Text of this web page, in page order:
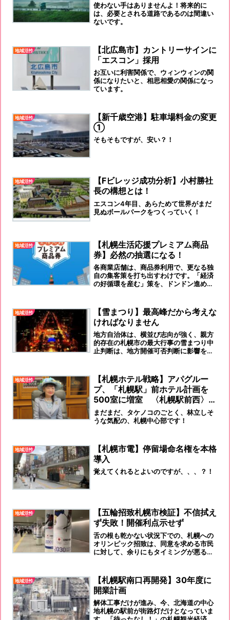
使わない手はありませんよ！将来的に
は、必要とされる道路であるのは間違い
ないです。
地域活性
【北広島市】カントリーサインに
「エスコン」採用
お互いに利害関係で、ウィンウィンの関
係になりたいと、相思相愛の関係になっ
ています。
地域活性
【新千歳空港】駐車場料金の変更
①
そもそもですが、安い？！
地域活性
【Fビレッジ成功分析】小村勝社
長の構想とは！
エスコン4年目、あらためて世界がまだ
見ぬボールパークをつくっていく！
地域活性
【札幌生活応援プレミアム商品
券】必然の抽選になる！
各商業店舗は、商品券利用で、更なる独
自の集客策を打ち出すわけです。「経済
の好循環を産む」策を、ドンドン進めて
地域活性
【雪まつり】最高峰だから考えな
ければなりません
地方自治体は、横並び志向が強く、親方
的存在の札幌市の最大行事の雪まつり中
止判断は、地方開催可否判断に影響を大
地域活性
【札幌ホテル戦略】アパグルー
プ、「札幌駅」前ホテル計画を
500室に増室 〈札幌駅前西〉も
開発
まだまだ、タケノコのごとく、林立しそ
うな気配の、札幌中心部です！
地域活性
【札幌市電】停留場命名権を本格
導入
覚えてくれるとよいのですが、、、？！
地域活性
【五輪招致札幌市検証】不信拭え
ず失敗！開催利点示せず
舌の根も乾かない状況下での、札幌への
オリンピック招致は、同意を求める市民
に対して、余りにもタイミングが悪る過
伸、札幌駅前再開発と、連座していたわ
けですが、、、残念です。
地域活性
【札幌駅南口再開発】30年度に
開業計画
解体工事だけが進み、今、北海道の中心
地札幌の駅前が街路灯だけとなっていま